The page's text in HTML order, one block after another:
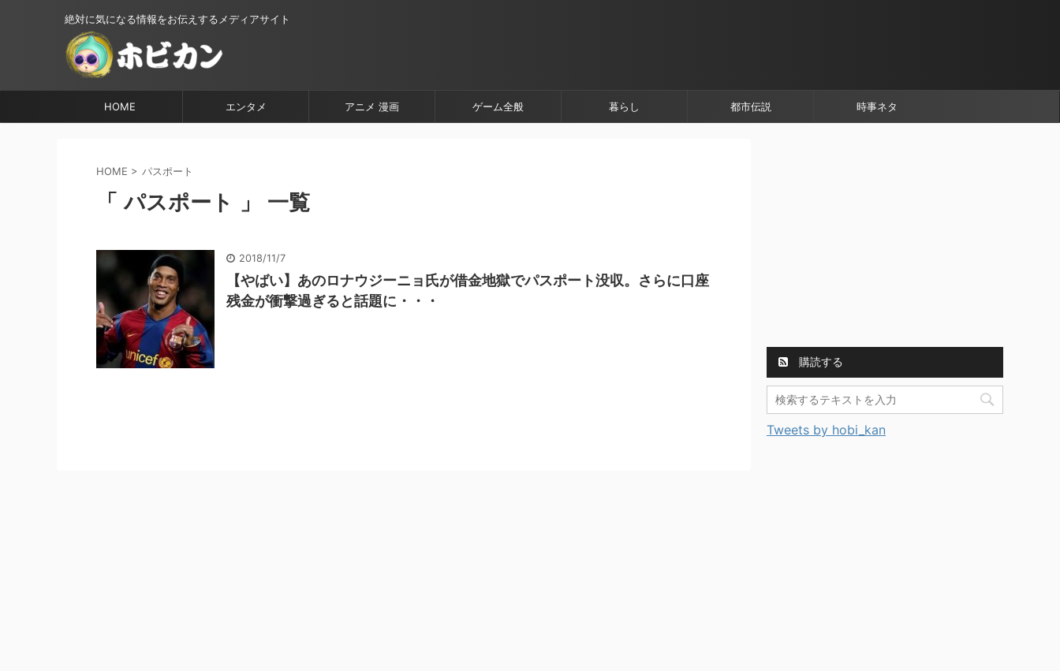
絶対に気になる情報をお伝えするメディアサイト
HOME エンタメ アニメ 漫画 ゲーム全般 暮らし 都市伝説 時事ネタ
HOME > パスポート
「 パスポート 」 一覧
2018/11/7
【やばい】あのロナウジーニョ氏が借金地獄でパスポート没収。さらに口座
残金が衝撃過ぎると話題に・・・
購読する
Tweets by hobi_kan